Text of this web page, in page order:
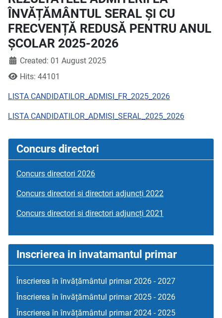
ÎNVĂȚĂMÂNTUL SERAL ȘI CU
FRECVENȚĂ REDUSĂ PENTRU ANUL
ȘCOLAR 2025-2026
Created: 01 August 2025
Hits: 44101
LISTA CANDIDATILOR_ADMISI_FR_2025_2026
LISTA CANDIDATILOR_ADMISI_SERAL_2025_2026
Concurs directori
Concurs directori 2026
Concurs directori si directori adjuncți 2022
Concurs directori si directori adjuncți 2021
Inscrierea in invatamantul primar
Înscrierea în învățământul primar 2026 - 2027
Înscrierea în învățământul primar 2025 - 2026
Înscrierea în învățământul primar 2024 - 2025